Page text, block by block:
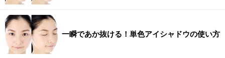
一瞬であか抜ける！単色アイシャドウの使い方